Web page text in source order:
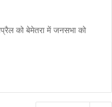
को बेमेतरा में जनसभा को